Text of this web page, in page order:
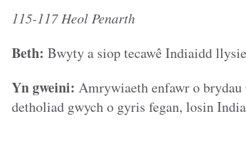
115-117 Heol Penarth
Beth: Bwyty a siop tecawê Indiaidd
Yn gweini: Amrywiaeth enfawr o
detholiad gwych o gyris fegan, losin